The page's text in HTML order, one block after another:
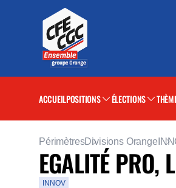
ACCUEILPOSITIONS ÉLECTIONS
PérimètresDivisions Orange
EGALITÉ PRO,
INNOV